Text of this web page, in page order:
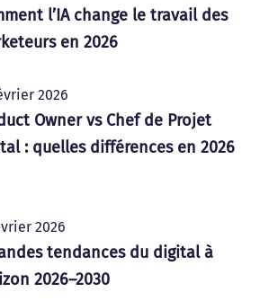
l’IA change le travail des
en 2026
2026
Owner vs Chef de Projet
: quelles différences en 2026
2026
tendances du digital à
2026–2030